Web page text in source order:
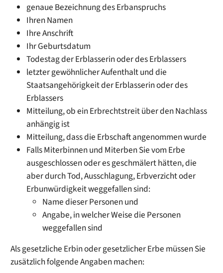
genaue Bezeichnung des Erbanspruchs
Ihren Namen
Ihre Anschrift
Ihr Geburtsdatum
Todestag der Erblasserin oder des Erblassers
letzter gewöhnlicher Aufenthalt und die
Staatsangehörigkeit der Erblasserin oder des
Erblassers
Mitteilung, ob ein Erbrechtstreit über den Nachlass
anhängig ist
Mitteilung, dass die Erbschaft angenommen wurde
Falls Miterbinnen und Miterben Sie vom Erbe
ausgeschlossen oder es geschmälert hätten, die
aber durch Tod, Ausschlagung, Erbverzicht oder
Erbunwürdigkeit weggefallen sind:
Name dieser Personen und
Angabe, in welcher Weise die Personen
weggefallen sind
Als gesetzliche Erbin oder gesetzlicher Erbe müssen Sie
zusätzlich folgende Angabenmachen: